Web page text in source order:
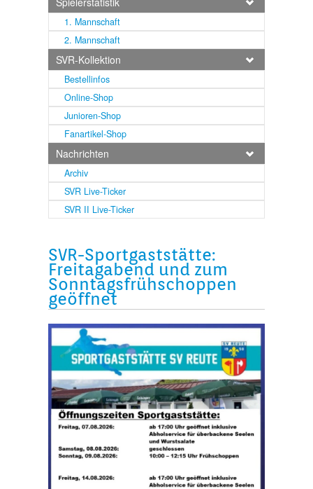
1. Mannschaft
2. Mannschaft
SVR-Kollektion
Bestellinfos
Online-Shop
Junioren-Shop
Fanartikel-Shop
Nachrichten
Archiv
SVR Live-Ticker
SVR II Live-Ticker
SVR-Sportgaststätte:
Freitagabend und zum
Sonntagsfrühschoppen
geöffnet